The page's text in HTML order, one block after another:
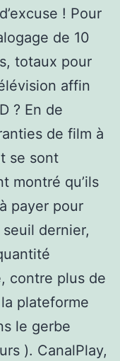
! Pour
de 10
totaux pour
affin
? En de
de film à
se sont
montré qu’ils
payer pour
dernier,
contre plus de
plateforme
le gerbe
). CanalPlay,